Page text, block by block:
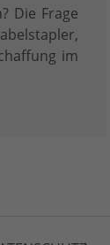
Die Frage
im